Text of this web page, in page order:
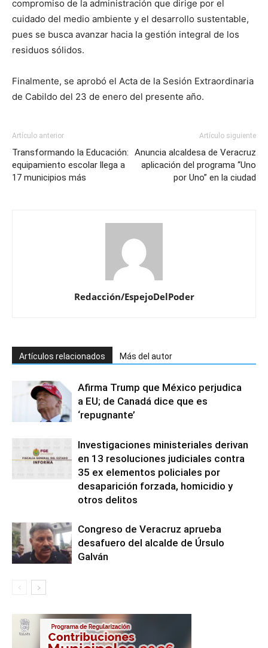
compromiso de la administración que dirige por el
cuidado del medio ambiente y el desarrollo sustentable,
pues se busca avanzar hacia la gestión integral de los
residuos sólidos.
Finalmente, se aprobó el Acta de la Sesión Extraordinaria
de Cabildo del 23 de enero del presente año.
Artículo anterior
Transformando la Educación:
equipamiento escolar llega a
17 municipios más
Artículo siguiente
Anuncia alcaldesa de Veracruz
aplicación del programa “Uno
por Uno” en la ciudad
Redacción/EspejoDelPoder
Artículos relacionados Más del autor
Afirma Trump que México perjudica
a EU; de Canadá dice que es
‘repugnante’
Investigaciones ministeriales derivan
en 13 resoluciones judiciales contra
35 ex elementos policiales por
desaparición forzada, homicidio y
otros delitos
Congreso de Veracruz aprueba
desafuero del alcalde de Úrsulo
Galván